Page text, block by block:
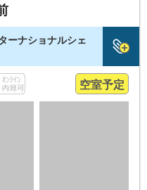
ーナショナルシェ
空室予定